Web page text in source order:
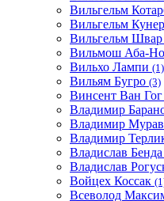
Вильгельм
Вильгельм
Вильгельм Швар
Вильмош Аба-
Вильхо Лампи (1)
Вильям Бугро (3)
Винсент Ван Гог
Владимир
Владимир
Владимир
Владислав Бенда
Владислав
Войцех Коссак
Всеволод